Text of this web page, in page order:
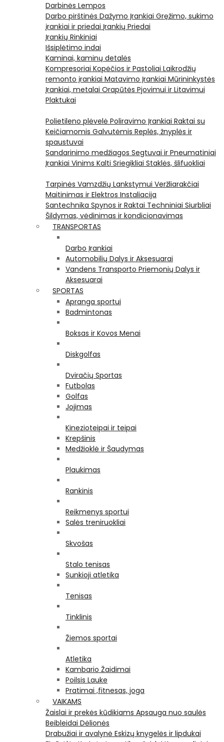
Darbinės Lempos
Darbo pirštinės Dažymo Įrankiai Gręžimo, sukimo
įrankiai ir priedai Įrankių Priedai
Įrankių Rinkiniai
Išsiplėtimo indai
Kaminai, kaminų detalės
Kompresoriai Kopėčios ir Pastoliai Laikrodžių
remonto įrankiai Matavimo Įrankiai Mūrininkystės
Įrankiai, metalai Orapūtės Pjovimui ir Litavimui
Plaktukai
Polietileno plėvelė Poliravimo Įrankiai Raktai su
Keičiamomis Galvutėmis Replės, žnyplės ir
spaustuvai
Sandarinimo medžiagos Segtuvai ir Pneumatiniai
Įrankiai Vinims Kalti Sriegikliai Staklės, šlifuokliai
Tarpinės Vamzdžių Lankstymui Veržliarakčiai
Maitinimas ir Elektros Instaliacija
Santechnika Spynos ir Raktai Techniniai Siurbliai
Šildymas, vėdinimas ir kondicionavimas
TRANSPORTAS
Darbo Įrankiai
Automobilių Dalys ir Aksesuarai
Vandens Transporto Priemonių Dalys ir
Aksesuarai
SPORTAS
Apranga sportui
Badmintonas
Boksas ir Kovos Menai
Diskgolfas
Dviračių Sportas
Futbolas
Golfas
Jojimas
Kinezioteipai ir teipai
Krepšinis
Medžioklė ir Šaudymas
Plaukimas
Rankinis
Reikmenys sportui
Salės treniruokliai
Skvošas
Stalo tenisas
Sunkioji atletika
Tenisas
Tinklinis
Žiemos sportai
Atletika
Kambario Žaidimai
Poilsis Lauke
Pratimai ,fitnesas, joga
VAIKAMS
Žaislai ir prekės kūdikiams Apsauga nuo saulės
Beibleidai Dėlionės
Drabužiai ir avalynė Eskizų knygelės ir lipdukai